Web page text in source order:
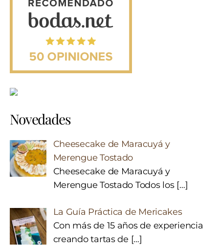
Novedades
Cheesecake de Maracuyá y
Merengue Tostado
Cheesecake de Maracuyá y
Merengue Tostado Todos los […]
La Guía Práctica de Mericakes
Con más de 15 años de experiencia
creando tartas de […]